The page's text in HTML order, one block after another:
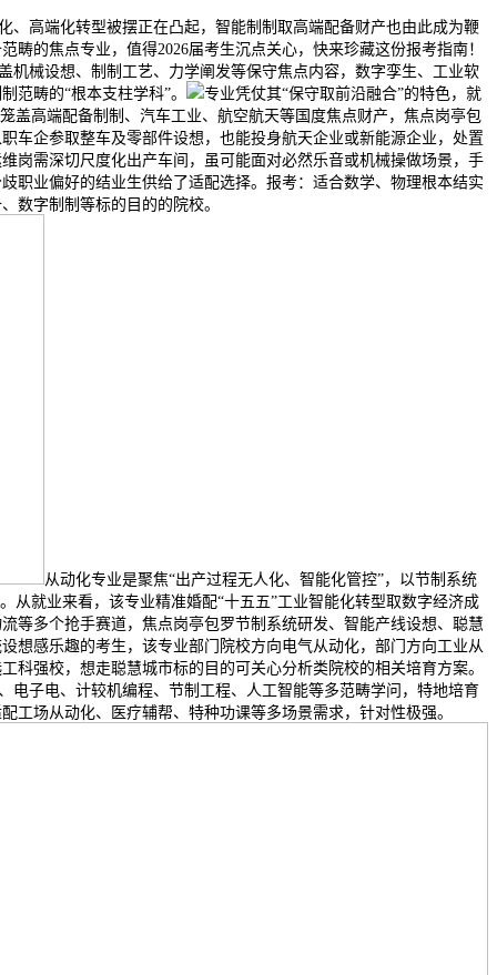
高端化转型被摆正在凸起，智能制制取高端配备财产也由此成为鞭
的焦点专业，值得2026届考生沉点关心，快来珍藏这份报考指南！
机械设想、制制工艺、力学阐发等保守焦点内容，数字孪生、工业软
范畴的“根本支柱学科”。
专业凭仗其“保守取前沿融合”的特色，就
盖高端配备制制、汽车工业、航空航天等国度焦点财产，焦点岗亭包
车企参取整车及零部件设想，也能投身航天企业或新能源企业，处置
岗需深切尺度化出产车间，虽可能面对必然乐音或机械操做场景，手
职业偏好的结业生供给了适配选择。报考：适合数学、物理根本结实
数字制制等标的目的的院校。
从动化专业是聚焦“出产过程无人化、智能化管控”，以节制系统
从就业来看，该专业精准婚配“十五五”工业智能化转型取数字经济成
等多个抢手赛道，焦点岗亭包罗节制系统研发、智能产线设想、聪慧
想感乐趣的考生，该专业部门院校方向电气从动化，部门方向工业从
强校，想走聪慧城市标的目的可关心分析类院校的相关培育方案。
电子电、计较机编程、节制工程、人工智能等多范畴学问，特地培育
工场从动化、医疗辅帮、特种功课等多场景需求，针对性极强。